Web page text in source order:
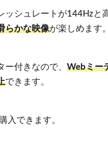
ッシュレートが144Hzと
らかな映像が楽しめます。
ー付きなので、 Webミー
できます。
入できます。